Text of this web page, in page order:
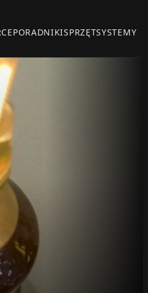
PORADNIKISPRZĘTSYSTEMY